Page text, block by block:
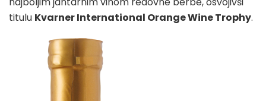
titulu Kvarner International Orange Wine Trophy.